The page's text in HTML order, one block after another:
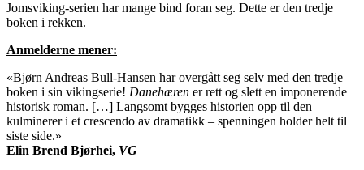
Jomsviking-serien har mange bind foran seg. Dette er den tredje
boken i rekken.
Anmelderne mener:
«Bjørn Andreas Bull-Hansen har overgått seg selv med den tredje
boken i sin vikingserie! Danehæren er rett og slett en imponerende
historisk roman. […] Langsomt bygges historien opp til den
kulminerer i et crescendo av dramatikk – spenningen holder helt til
siste side.»
Elin Brend Bjørhei, VG